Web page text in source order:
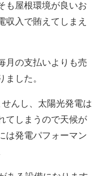
も屋根環境が良いお
収入で賄えてしまえ
月の支払いよりも売
ました。
んし、太陽光発電は
てしまうので天候が
は発電パフォーマン